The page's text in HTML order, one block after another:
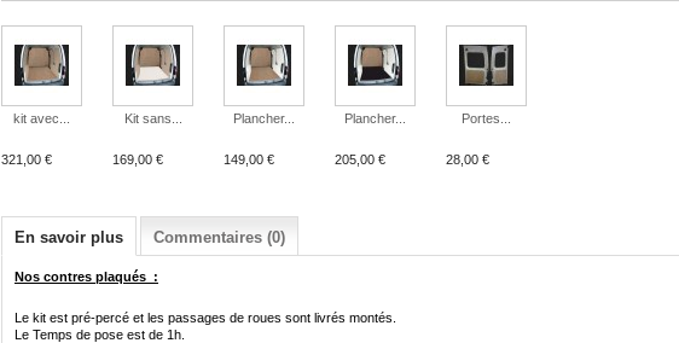
kit avec...
321,00 €
Kit sans...
169,00 €
Plancher...
149,00 €
Plancher...
205,00 €
Portes...
28,00 €
En savoir plus Commentaires (0)
Nos contres plaqués :
Le kit est pré-percé et les passages de roues sont livrés montés.
Le Temps de pose est de 1h.